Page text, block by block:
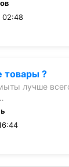
02:48
товары ?
лучше